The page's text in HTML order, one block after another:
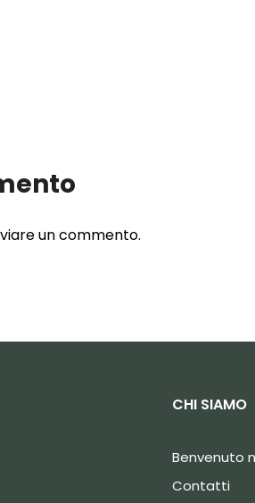
un commento.
CHI SIAMO
Benvenuto
Contatti